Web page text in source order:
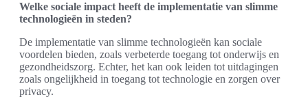
Welke sociale impact heeft de implementatie van slimme
technologieën in steden?
De implementatie van slimme technologieën kan sociale
voordelen bieden, zoals verbeterde toegang tot onderwijs en
gezondheidszorg. Echter, het kan ook leiden tot uitdagingen
zoals ongelijkheid in toegang tot technologie en zorgen over
privacy.